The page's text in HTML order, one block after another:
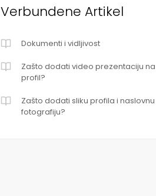
Verbundene Artikel
Dokumenti i vidljivost
Zašto dodati video prezentaciju
profil?
Zašto dodati sliku profila i naslovnu
fotografiju?